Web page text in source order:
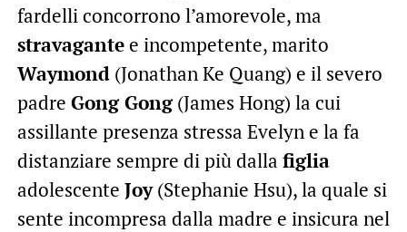
fardelli concorrono l’amorevole, ma
stravagantee incompetente, marito
Waymond(Jonathan Ke Quang) e il severo
padre Gong Gong(James Hong) la cui
assillante presenza stressa Evelyn e la fa
distanziare sempre di più dalla figlia
adolescente Joy(Stephanie Hsu), la quale si
sente incompresa dalla madre e insicura nel